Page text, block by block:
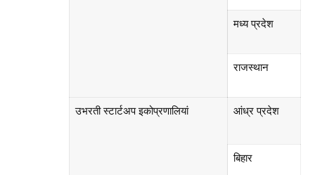
मध्य प्रदेश
राजस्थान
उभरती स्टार्टअप इकोप्रणालियां आंध्र प्रदेश
बिहार